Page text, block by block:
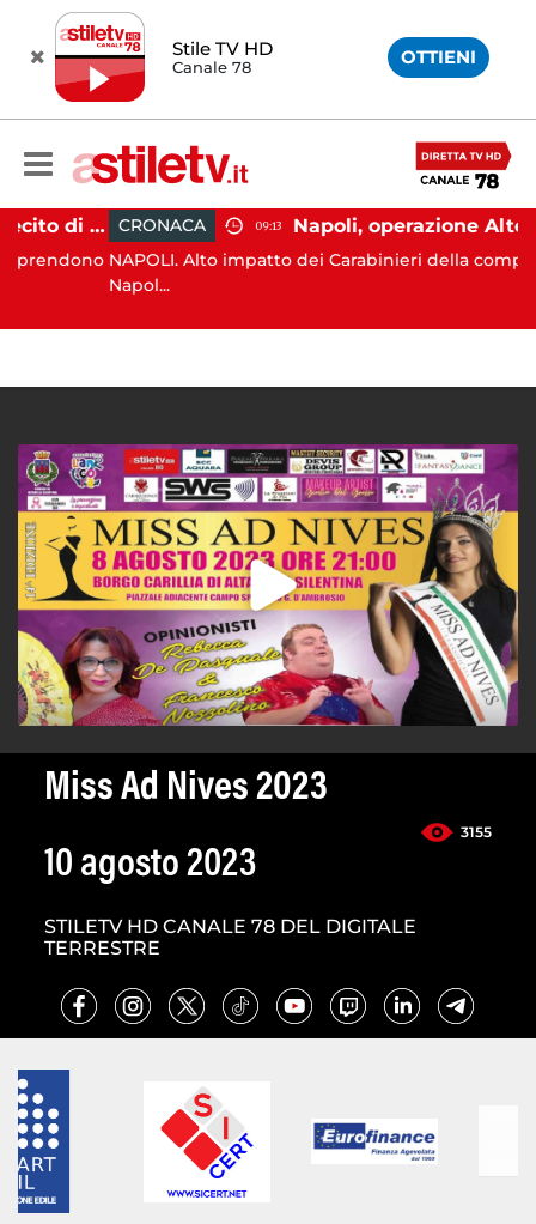
Stile TV HD
Canale 78 OTTIENI
Aversa, abbandono illecito di rifiuti: uomo sorpreso dai carabinieri CRONACA 09:13
NAPOLI. Alto impatto dei Carabinieri della compagnia
Napol...
Miss Ad Nives 2023
3155
10 agosto 2023
STILETV HD CANALE 78 DEL DIGITALE
TERRESTRE